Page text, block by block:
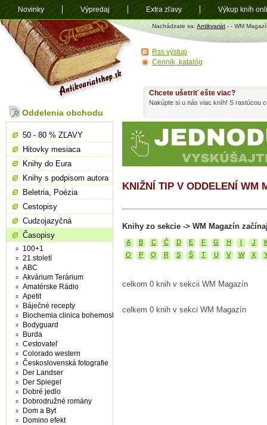
Antikvariát
shop.sk
Nachádzate sa: Antikvariát - - WM
KNIŽNÍ TIP V ODDELENÍ WM
Knihy zo sekcie -> WM Magazín
A B C Č D E F G H J
O
P Q R S Š T U V W X
celkom 0 knih v sekcii WM Magazín
celkem 0 knih v sekci WM Magazín
Chcete ušetriť ešte viac?
Nakúpte si u nás viac kníh! S rastúcou
Oddelenia obchodu
50 - 80 % ZĽAVY
Hitovky mesiaca
Knihy do Eura
Knihy s podpisom autora
Beletria, Poézia
Cestopisy
Cudzojazyčná
Časopisy
100+1
21.století
ABC
Akvárium Terárium
Amatérske Rádio
Apetit
Báječné recepty
Biochemia clinica bohemoslovaca
Bodyguard
Burda
Cestovateľ
Colorado western
Československá fotografie
Der Landser
Der Spiegel
Dobré jedlo
Dobrodružné romány
Dom a Byt
Domino efekt
Rss výstup
Cenník, katalóg
Novinky Výpredaj Extra zľavy Výkup kníh